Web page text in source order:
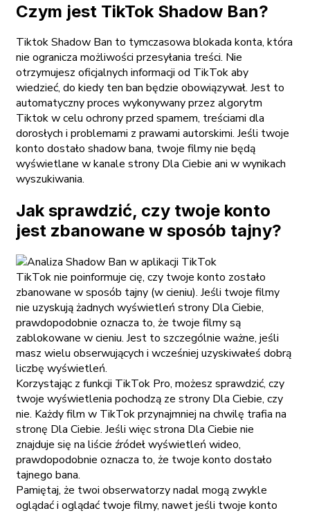
Czym jest TikTok Shadow Ban?
Tiktok Shadow Ban to tymczasowa blokada konta, która
nie ogranicza możliwości przesyłania treści. Nie
otrzymujesz oficjalnych informacji od TikTok aby
wiedzieć, do kiedy ten ban będzie obowiązywał. Jest to
automatyczny proces wykonywany przez algorytm
Tiktok w celu ochrony przed spamem, treściami dla
dorosłych i problemami z prawami autorskimi. Jeśli twoje
konto dostało shadow bana, twoje filmy nie będą
wyświetlane w kanale strony Dla Ciebie ani w wynikach
wyszukiwania.
Jak sprawdzić, czy twoje konto
jest zbanowane w sposób tajny?
TikTok nie poinformuje cię, czy twoje konto zostało
zbanowane w sposób tajny (w cieniu). Jeśli twoje filmy
nie uzyskują żadnych wyświetleń strony Dla Ciebie,
prawdopodobnie oznacza to, że twoje filmy są
zablokowane w cieniu. Jest to szczególnie ważne, jeśli
masz wielu obserwujących i wcześniej uzyskiwałeś dobrą
liczbę wyświetleń.
Korzystając z funkcji TikTok Pro, możesz sprawdzić, czy
twoje wyświetlenia pochodzą ze strony Dla Ciebie, czy
nie. Każdy film w TikTok przynajmniej na chwilę trafia na
stronę Dla Ciebie. Jeśli więc strona Dla Ciebie nie
znajduje się na liście źródeł wyświetleń wideo,
prawdopodobnie oznacza to, że twoje konto dostało
tajnego bana.
Pamiętaj, że twoi obserwatorzy nadal mogą zwykle
oglądać i oglądać twoje filmy, nawet jeśli twoje konto